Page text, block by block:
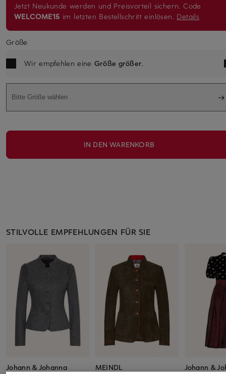
Jetzt Neukunde werden und Preisvorteil sichern. Code
WELCOME15 im letzten Bestellschritt einlösen. Details
Größe
Wir empfehlen eine Größe größer.
Bitte Größe wählen
IN DEN WARENKORB
STILVOLLE EMPFEHLUNGEN FÜR SIE
Johann & Johanna MEINDL Johann &